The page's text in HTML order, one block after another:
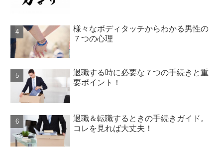
様々なボディタッチからわかる男性の
７つの心理
退職する時に必要な７つの手続きと重
要ポイント！
退職＆転職するときの手続きガイド。
コレを見れば大丈夫！